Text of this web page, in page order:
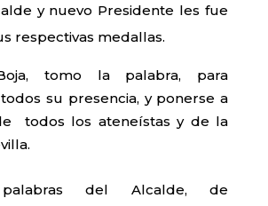
y nuevo Presidente les fue
respectivas medallas.
tomo la palabra, para
su presencia, y ponerse a
todos los ateneístas y de la
del Alcalde, de